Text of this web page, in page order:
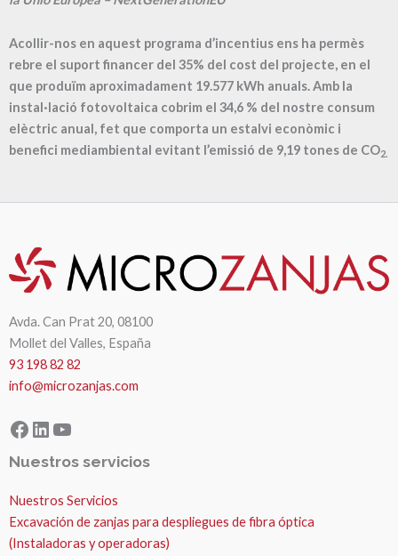
Acollir-nos en aquest programa d’incentius ens ha permès
rebre el suport financer del 35% del cost del projecte, en el
que produïm aproximadament 19.577 kWh anuals. Amb la
instal·lació fotovoltaica cobrim el 34,6 % del nostre consum
elèctric anual, fet que comporta un estalvi econòmic i
benefici mediambiental evitant l’emissió de 9,19 tones de CO2.
Avda. Can Prat 20, 08100
Mollet del Valles, España
93 198 82 82
info@microzanjas.com
Facebook
LinkedIn
YouTube
Nuestros servicios
Nuestros Servicios
Excavación de zanjas para despliegues de fibra óptica
(Instaladoras y operadoras)